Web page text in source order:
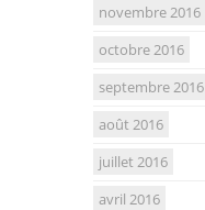
novembre 2016
octobre 2016
septembre 2016
août 2016
juillet 2016
avril 2016